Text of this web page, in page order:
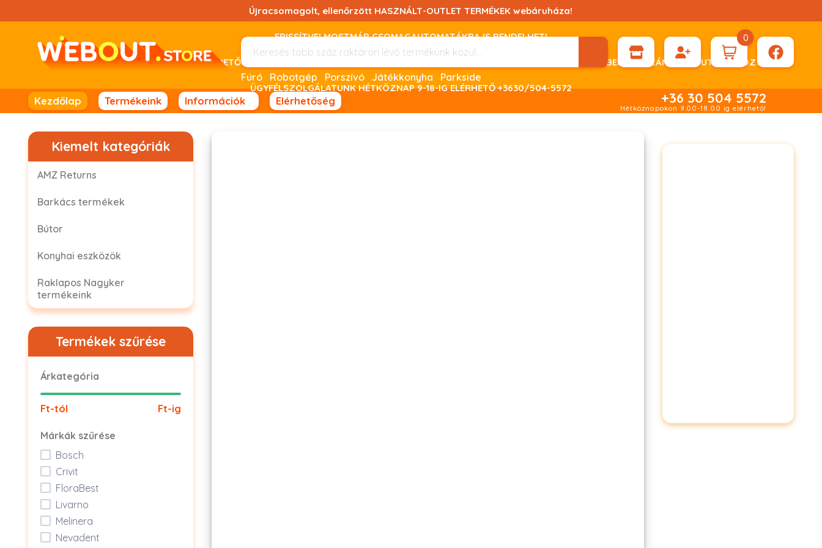
a
Újracsomagolt, ellenőrzött HASZNÁLT-OUTLET TERMÉKEK webáruháza!
FRISSÍTVE! MOSTMÁR CSOMAGAUTOMATÁKBA IS RENDELHET!
UTÁNVÉTELES FIZETÉSRE NINCS LEHETŐSÉG! FIZETNI ONLINE BANKKÁRTYÁVAL LEHETSÉGES, SZÜKSÉG ESETÉN KÉRHET DÍJBEKÉRŐ SZÁMLÁT ÁTUTALÁSHOZ.
ÜGYFÉLSZOLGÁLATUNK HÉTKÖZNAP 9-18-IG ELÉRHETŐ +3630/504-5572
Fúró Robotgép Porszívó Játékkonyha Parkside
0
Kezdőlap Termékeink Információk Elérhetőség +36 30 504 5572
Hétköznapokon 9.00-18.00 ig elérhető!
Kiemelt kategóriák
AMZ Returns
Barkács termékek
Bútor
Konyhai eszközök
Raklapos Nagyker
termékeink
Termékek szűrése
Árkategória
Ft-tól Ft-ig
Márkák szűrése
Bosch
Crivit
FloraBest
Livarno
Melinera
Nevadent